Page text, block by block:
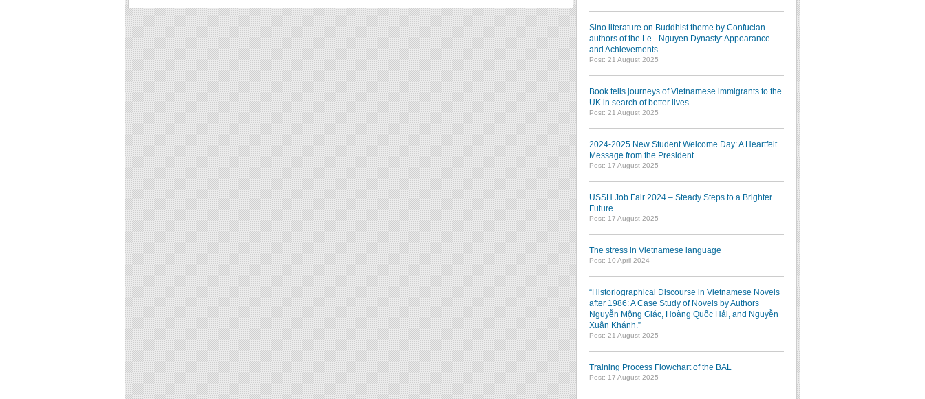
Sino literature on Buddhist theme by Confucian
authors of the Le - Nguyen Dynasty: Appearance
and Achievements
Post: 21 August 2025
Book tells journeys of Vietnamese immigrants to the
UK in search of better lives
Post: 21 August 2025
2024-2025 New Student Welcome Day: A Heartfelt
Message from the President
Post: 17 August 2025
USSH Job Fair 2024 – Steady Steps to a Brighter
Future
Post: 17 August 2025
The stress in Vietnamese language
Post: 10 April 2024
“Historiographical Discourse in Vietnamese Novels
after 1986: A Case Study of Novels by Authors
Nguyễn Mộng Giác, Hoàng Quốc Hải, and Nguyễn
Xuân Khánh.”
Post: 21 August 2025
Training Process Flowchart of the BAL
Post: 17 August 2025